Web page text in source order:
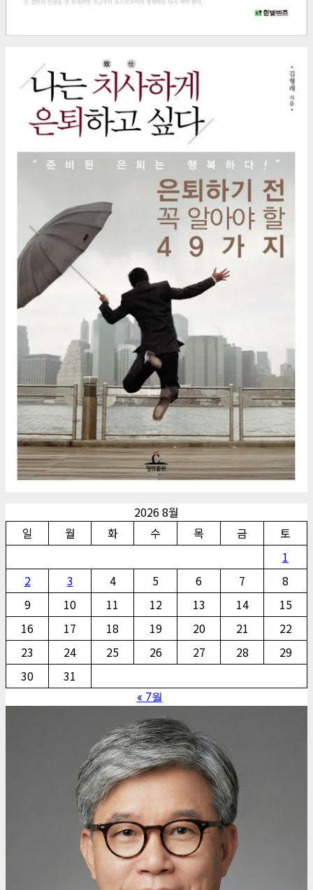
2026 8월
일
월 화 수 목 금
토
1
2
3 4 5 6 7
8
9
10 11 12 13 14
15
16
17 18 19 20 21
22
23
24 25 26 27 28
29
30
31
« 7월